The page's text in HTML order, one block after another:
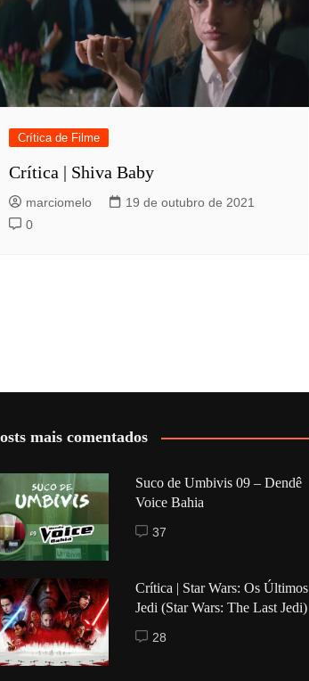
Crítica de Filme
Crítica | Shiva Baby
marciomelo
19 de outubro de 2021
0
mais comentados
Suco de Umbivis 09 – Dendê
Voice Bahia
37
Crítica | Star Wars: Os Últimos
Jedi (Star Wars: The Last Jedi)
28